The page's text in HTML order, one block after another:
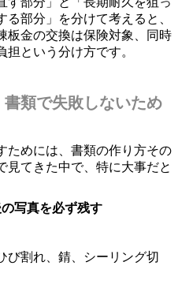
部分」を分けて考えると、
板金の交換は保険対象、同時
という分け方です。
類で失敗しないため
ためには、書類の作り方その
見てきた中で、特に大事だと
写真を必ず残す
び割れ、錆、シーリング切